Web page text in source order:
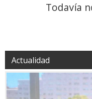
Todavía
Actualidad